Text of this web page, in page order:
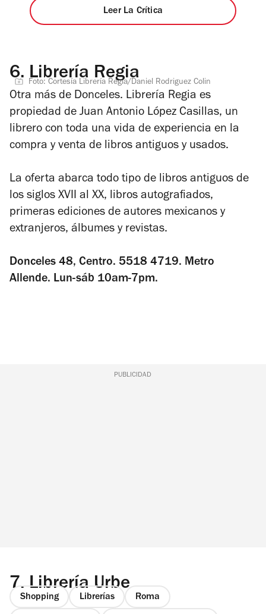
Leer La Crítica
6. Librería Regia
Foto: Cortesía Librería Regia/Daniel Rodriguez Colin
Otra más de Donceles. Librería Regia es
propiedad de Juan Antonio López Casillas, un
librero con toda una vida de experiencia en la
compra y venta de libros antiguos y usados.
La oferta abarca todo tipo de libros antiguos de
los siglos XVII al XX, libros autografiados,
primeras ediciones de autores mexicanos y
extranjeros, álbumes y revistas.
Donceles 48, Centro. 5518 4719. Metro
Allende. Lun-sáb 10am-7pm.
PUBLICIDAD
7. Librería Urbe
Shopping Librerías Roma